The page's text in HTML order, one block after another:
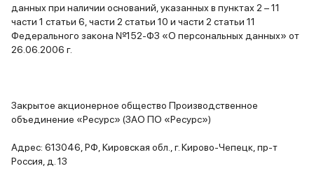
данных при наличии оснований, указанных в пунктах 2 – 11
части 1 статьи 6, части 2 статьи 10 и части 2 статьи 11
Федерального закона №152-ФЗ «О персональных данных» от
26.06.2006 г.
Закрытое акционерное общество Производственное
объединение «Ресурс» (ЗАО ПО «Ресурс»)
Адрес: 613046, РФ, Кировская обл., г. Кирово-Чепецк, пр-т
Россия, д. 13